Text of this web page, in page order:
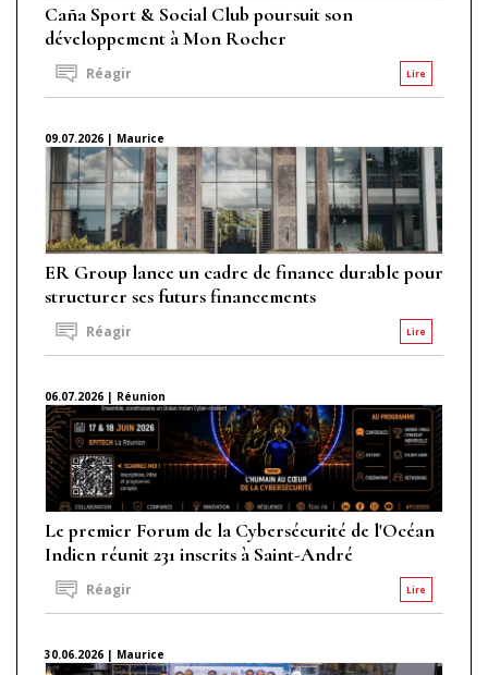
Caña Sport & Social Club poursuit son
développement à Mon Rocher
Lire
Réagir
09.07.2026 | Maurice
ER Group lance un cadre de finance durable pour
structurer ses futurs financements
Lire
Réagir
06.07.2026 | Réunion
Le premier Forum de la Cybersécurité de l'Océan
Indien réunit 231 inscrits à Saint-André
Lire
Réagir
30.06.2026 | Maurice